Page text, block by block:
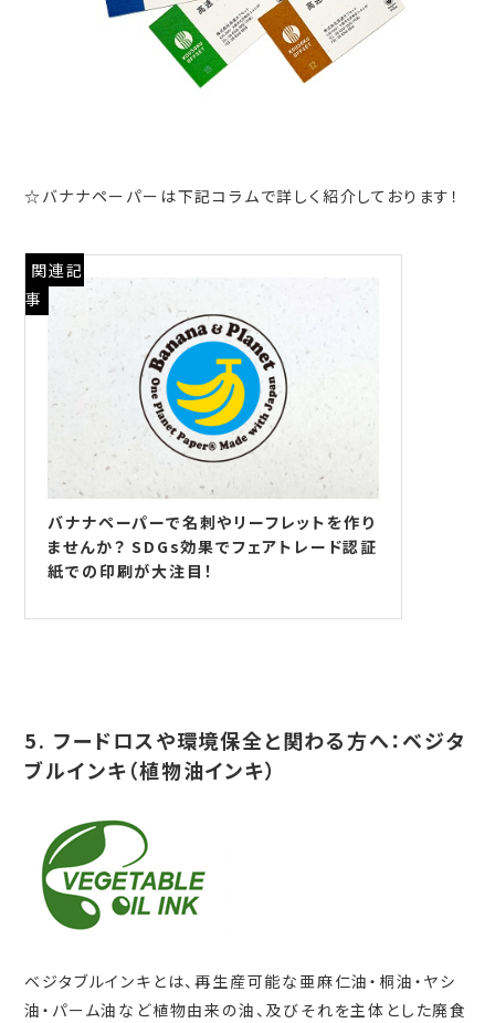
☆バナナペーパーは下記コラムで詳しく紹介しております！
関連記
事
バナナペーパーで名刺やリーフレットを作り
ませんか？ SDGs効果でフェアトレード認証
紙での印刷が大注目！
5. フードロスや環境保全と関わる方へ：ベジタ
ブルインキ（植物油インキ）
ベジタブルインキとは、再生産可能な亜麻仁油・桐油・ヤシ
油・パーム油など植物由来の油、及びそれを主体とした廃食